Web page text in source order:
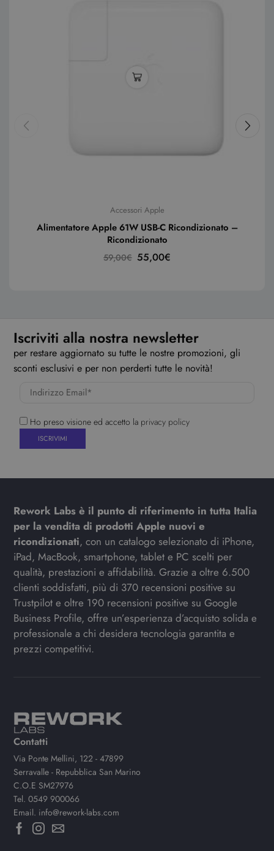
Accessori Apple
Alimentatore Apple 61W USB-C Ricondizionato –
Ricondizionato
59,00€ 55,00€
Iscriviti alla nostra newsletter
per restare aggiornato su tutte le nostre promozioni, gli
sconti esclusivi e per non perderti tutte le novità!
Ho preso visione ed accetto la privacy policy
Rework Labs è il punto di riferimento in tutta Italia
per la vendita di prodotti Apple nuovi e
ricondizionati, con un catalogo selezionato di iPhone,
iPad, MacBook, smartphone, tablet e PC scelti per
qualità, prestazioni e affidabilità. Grazie a oltre 6.500
clienti soddisfatti, più di 370 recensioni positive su
Trustpilot e oltre 190 recensioni positive su Google
Business Profile, offre un’esperienza d’acquisto solida e
professionale a chi desidera tecnologia garantita e
prezzi competitivi.
Contatti
Via Ponte Mellini, 122 - 47899
Serravalle - Repubblica San Marino
C.O.E SM27976
Tel.0549 900066
Email. info@rework-labs.com